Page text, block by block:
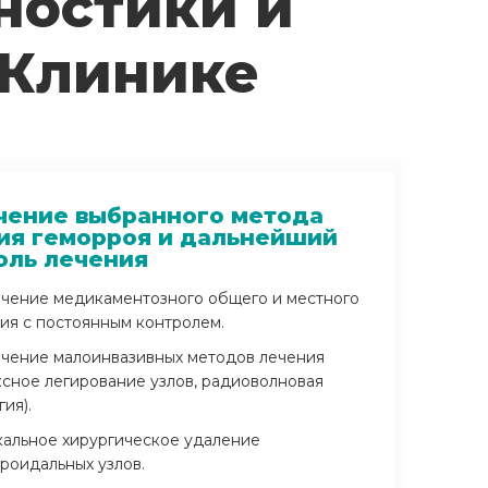
выбранного метода
геморроя и дальнейший
лечения
медикаментозного общего и местного
с постоянным контролем.
малоинвазивных методов лечения
легирование узлов, радиоволновая
хирургическое удаление
узлов.